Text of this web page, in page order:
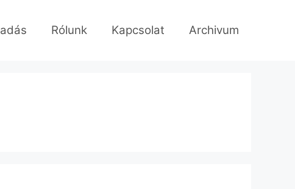
Rólunk Kapcsolat Archivum